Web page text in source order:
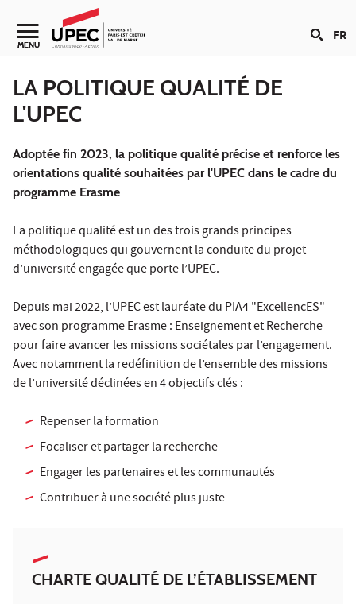
Aller au contenu
MENU FR
LA POLITIQUE QUALITÉ DE
L'UPEC
Adoptée fin 2023, la politique qualité précise et renforce les
orientations qualité souhaitées par l'UPEC dans le cadre du
programme Erasme
La politique qualité est un des trois grands principes
méthodologiques qui gouvernent la conduite du projet
d’université engagée que porte l’UPEC.
Depuis mai 2022, l’UPEC estlauréate du PIA4 "ExcellencES"
avecson programme Erasme: Enseignement et Recherche
pour faire avancer les missions sociétales par l’engagement.
Avec notamment la redéfinition de l’ensemble des missions
de l’université déclinées en 4 objectifs clés :
Repenser la formation
Focaliser et partager la recherche
Engager les partenaires et les communautés
Contribuer à une société plus juste
CHARTE QUALITÉ DE L’ÉTABLISSEMENT